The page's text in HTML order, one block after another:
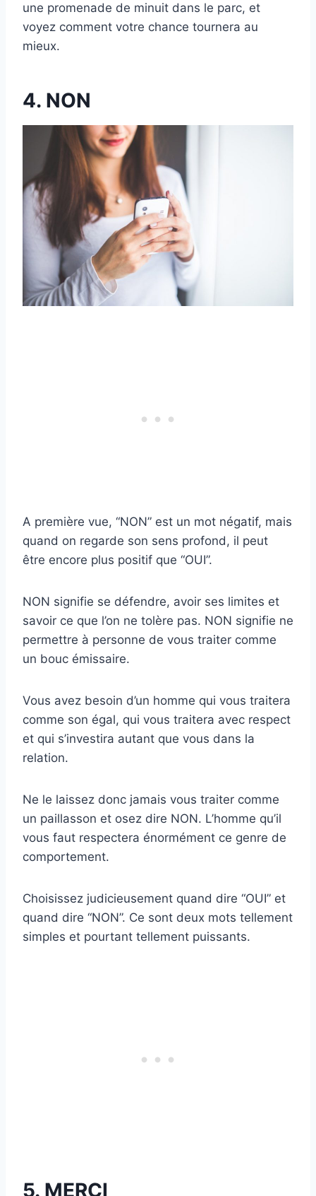
une promenade de minuit dans le parc, et
voyez comment votre chance tournera au
mieux.
4. NON
A première vue, “NON” est un mot négatif, mais
quand on regarde son sens profond, il peut
être encore plus positif que “OUI”.
NON signifie se défendre, avoir ses limites et
savoir ce que l’on ne tolère pas. NON signifie ne
permettre à personne de vous traiter comme
un bouc émissaire.
Vous avez besoin d’un homme qui vous traitera
comme son égal, qui vous traitera avec respect
et qui s’investira autant que vous dans la
relation.
Ne le laissez donc jamais vous traiter comme
un paillasson et osez dire NON. L’homme qu’il
vous faut respectera énormément ce genre de
comportement.
Choisissez judicieusement quand dire “OUI” et
quand dire “NON”. Ce sont deux mots tellement
simples et pourtant tellement puissants.
5. MERCI